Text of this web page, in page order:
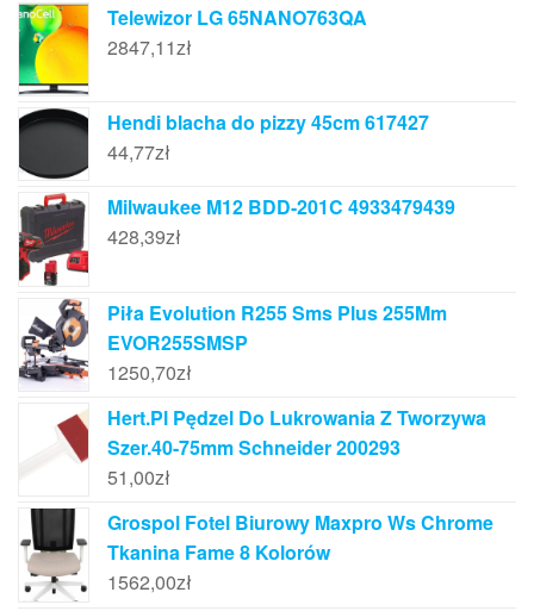
Telewizor LG 65NANO763QA
2847,11zł
Hendi blacha do pizzy 45cm 617427
44,77zł
Milwaukee M12 BDD-201C 4933479439
428,39zł
Piła Evolution R255 Sms Plus 255Mm
EVOR255SMSP
1250,70zł
Hert.Pl Pędzel Do Lukrowania Z Tworzywa
Szer.40-75mm Schneider 200293
51,00zł
Grospol Fotel Biurowy Maxpro Ws Chrome
Tkanina Fame 8 Kolorów
1562,00zł